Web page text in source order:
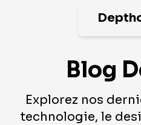
Blog
Explorez nos
technologie, le